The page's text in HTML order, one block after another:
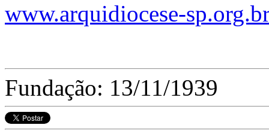
www.arquidiocese-
Fundação: 13/11/1939